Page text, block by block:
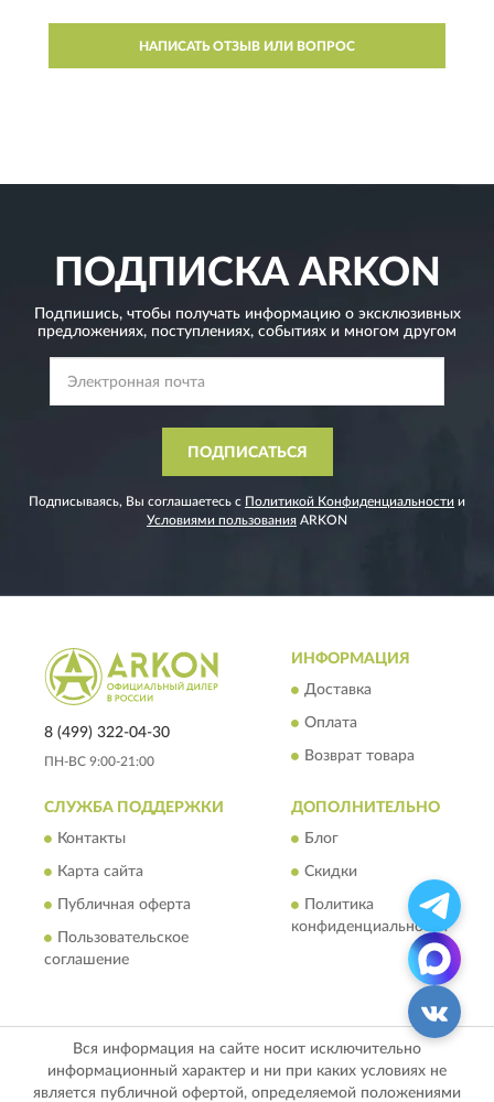
НАПИСАТЬ ОТЗЫВ ИЛИ ВОПРОС
ПОДПИСКАARKON
Подпишись, чтобы получать информацию о эксклюзивных
предложениях, поступлениях, событиях и многом другом
ПОДПИСАТЬСЯ
Подписываясь, Вы соглашаетесь с Политикой Конфиденциальности и
Условиями пользования ARKON
8 (499) 322-04-30
ПН-ВС 9:00-21:00
ИНФОРМАЦИЯ
Доставка
Оплата
Возврат товара
СЛУЖБА ПОДДЕРЖКИ
Контакты
Карта сайта
Публичная оферта
Пользовательское
соглашение
ДОПОЛНИТЕЛЬНО
Блог
Скидки
Политика
конфиденциальности
Вся информация на сайте носит исключительно
информационный характер и ни при каких условиях не
является публичной офертой, определяемой положениями